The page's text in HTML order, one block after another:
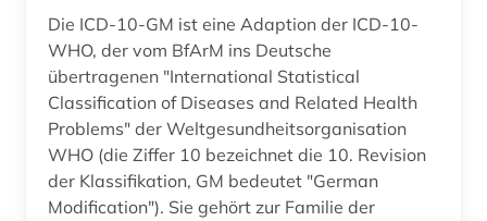
darwin, charles | naturwissenschaftler;
biologe; geologe (1)
design (1)
design history (1)
deutschland (2)
Die ICD-10-GM ist eine Adaption der ICD-10-
WHO, der vom BfArM ins Deutsche
übertragenen "International Statistical
Classification of Diseases and Related Health
Problems" der Weltgesundheitsorganisation
WHO (die Ziffer 10 bezeichnet die 10. Revision
der Klassifikation, GM bedeutet "German
Modification"). Sie gehört zur Familie der